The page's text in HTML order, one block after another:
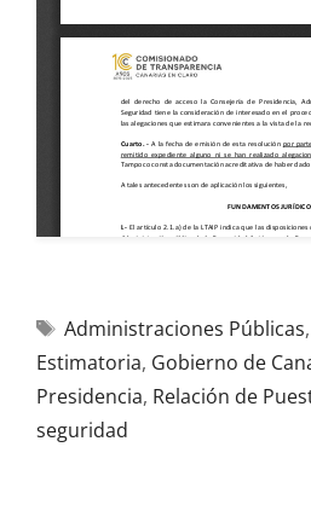
Administraciones Públicas,
Estimatoria, Gobierno de
Presidencia, Relación de
seguridad